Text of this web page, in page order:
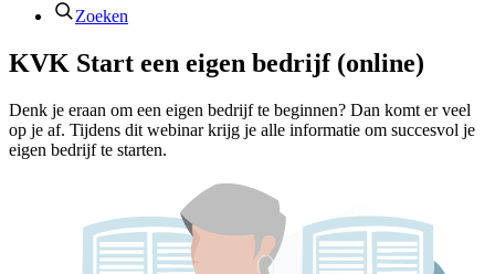
Zoeken
KVK Start een eigen bedrijf (online)
Denk je eraan om een eigen bedrijf te beginnen? Dan komt er veel
op je af. Tijdens dit webinar krijg je alle informatie om succesvol je
eigen bedrijf te starten.